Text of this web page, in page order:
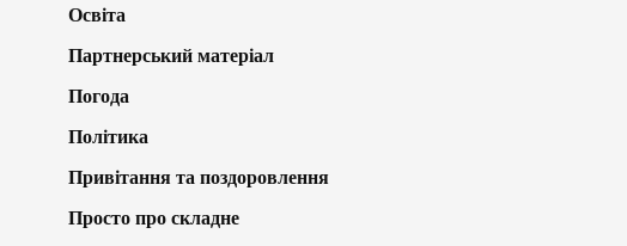
Освіта
Партнерський матеріал
Погода
Політика
Привітання та поздоровлення
Просто про складне